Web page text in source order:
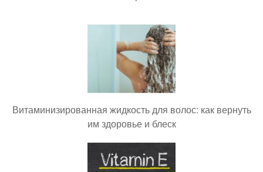
Витаминизированная жидкость для волос: как вернуть
им здоровье и блеск